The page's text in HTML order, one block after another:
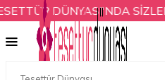
DÜNYASI'NDA SİZLERİ